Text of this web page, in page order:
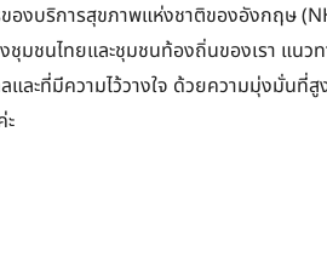
องบริการสุขภาพแห่งชาติของอังกฤษ
มชนไทยและชุมชนท้องถิ่นของเรา แนว
และที่มีความไว้วางใจ ด้วยความมุ่งมั่นที่